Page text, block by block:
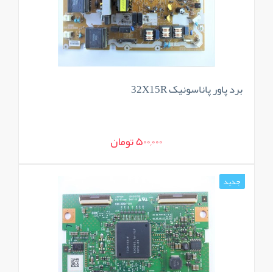
برد پاور پاناسونیک 32X15R
500,000 تومان
جدید